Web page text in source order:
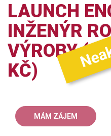
LAUNCH
INŽENÝR
VÝROBY
KČ)
MÁM ZÁJEM